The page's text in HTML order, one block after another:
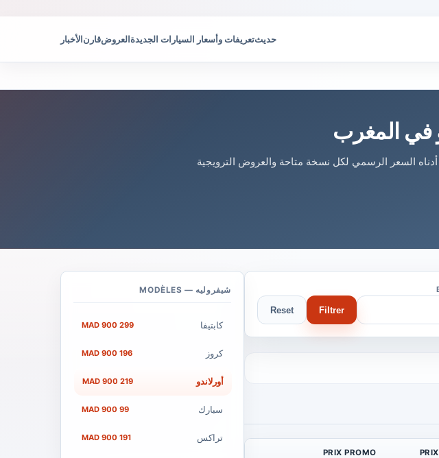
حديثتعريفات وأسعار السيارات الجديدةالعروضقارنالأخبار
في المغرب
السعر الرسمي لكل نسخة متاحة والعروض الترويجية
Filtrer
Reset
PRIX PROMO
شيفروليه — MODÈLES
كابتيفا 299 900 MAD
كروز 196 900 MAD
أورلاندو 219 900 MAD
سبارك 99 900 MAD
تراكس 191 900 MAD